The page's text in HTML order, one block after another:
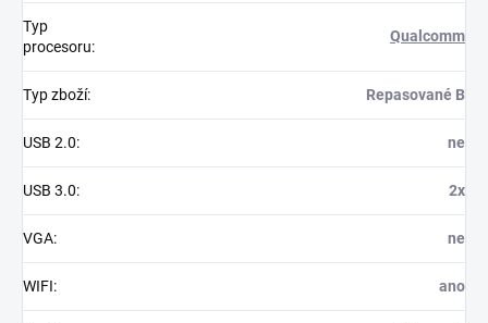
Typ
procesoru:
Qualcomm
Typ zboží: Repasované B
USB 2.0: ne
USB 3.0: 2x
VGA: ne
WIFI: ano